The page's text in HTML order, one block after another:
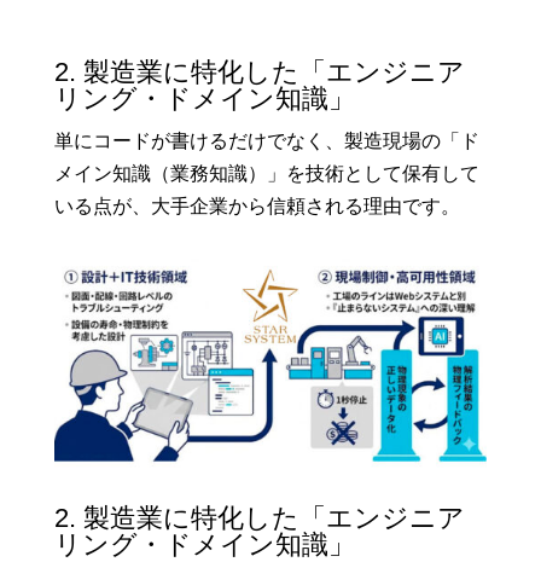
2. 製造業に特化した「エンジニア
リング・ドメイン知識」
単にコードが書けるだけでなく、製造現場の「ド
メイン知識（業務知識）」を技術として保有して
いる点が、大手企業から信頼される理由です。
2. 製造業に特化した「エンジニア
リング・ドメイン知識」